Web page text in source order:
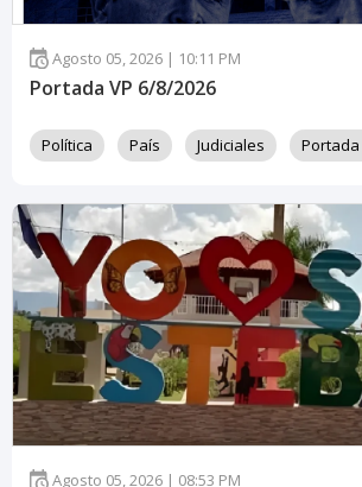
Agosto 05, 2026 | 10:11 PM
Portada VP 6/8/2026
Política País Judiciales Portada
Agosto 05, 2026 | 08:53 PM